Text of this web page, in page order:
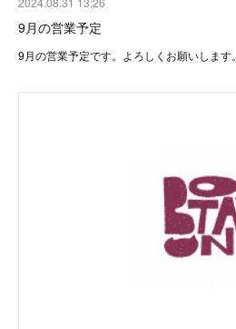
9月の営業予定
9月の営業予定です。よろしくお願いします。